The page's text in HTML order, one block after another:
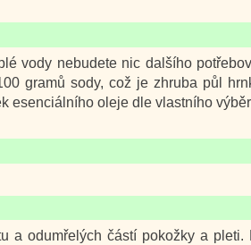
vody nebudete nic dalšího
gramů sody, což je zhruba půl
esenciálního oleje dle vlastního
a odumřelých částí pokožky a pleti.